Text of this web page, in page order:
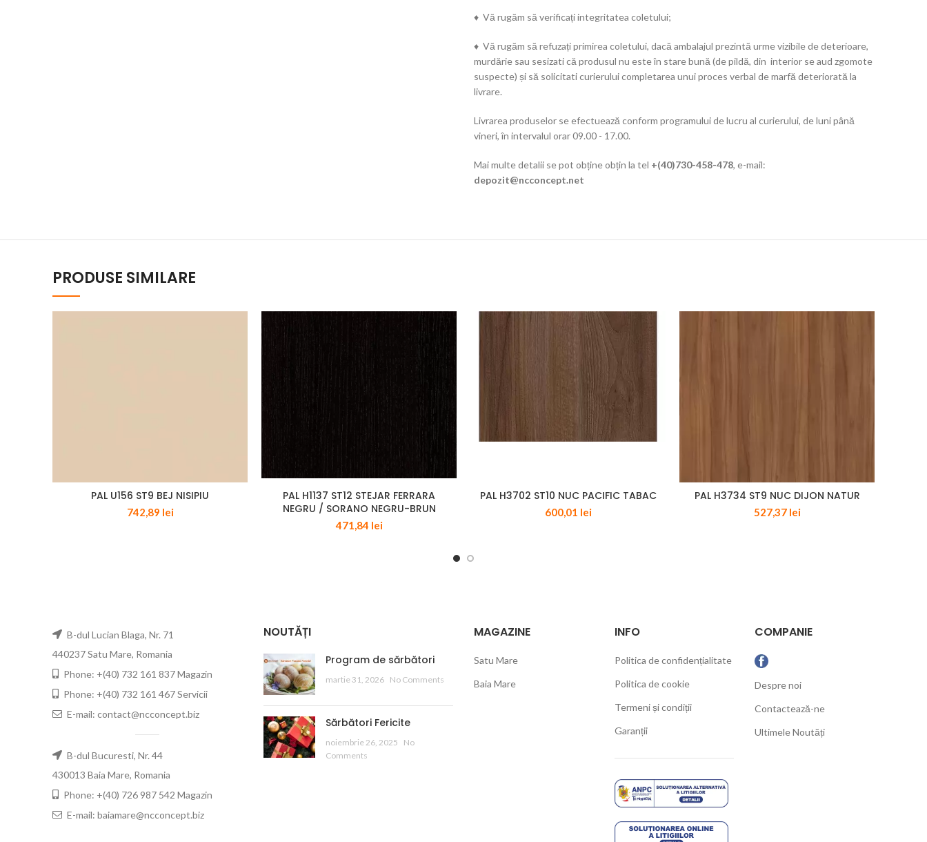
♦ Vă rugăm să verificați integritatea coletului;
♦ Vă rugăm să refuzați primirea coletului, dacă ambalajul prezintă urme vizibile de deterioare,
murdărie sau sesizati că produsul nu este în stare bună (de pildă, din interior se aud zgomote
suspecte) și să solicitati curierului completarea unui proces verbal de marfă deteriorată la
livrare.
Livrarea produselor se efectuează conform programului de lucru al curierului, de luni până
vineri, în intervalul orar 09.00 - 17.00.
Mai multe detalii se pot obține obțin la tel +(40)730-458-478, e-mail:
depozit@ncconcept.net
PRODUSE SIMILARE
PAL U156 ST9 BEJ NISIPIU
742,89 lei
PAL H1137 ST12 STEJAR FERRARA
NEGRU / SORANO NEGRU-BRUN
471,84 lei
PAL H3702 ST10 NUC PACIFIC TABAC
600,01 lei
PAL H3734 ST9 NUC DIJON NATUR
527,37 lei
B-dul Lucian Blaga, Nr. 71
440237 Satu Mare, Romania
Phone: +(40) 732 161 837 Magazin
Phone: +(40) 732 161 467 Servicii
E-mail: contact@ncconcept.biz
B-dul Bucuresti, Nr. 44
430013 Baia Mare, Romania
Phone: +(40) 726 987 542 Magazin
E-mail: baiamare@ncconcept.biz
NOUTĂȚI
Program de sărbători
martie 31, 2026 No Comments
Sărbători Fericite
noiembrie 26, 2025
No
Comments
MAGAZINE
Satu Mare
Baia Mare
INFO
Politica de confidențialitate
Politica de cookie
Termeni și condiții
Garanții
COMPANIE
Despre noi
Contactează-ne
Ultimele Noutăți